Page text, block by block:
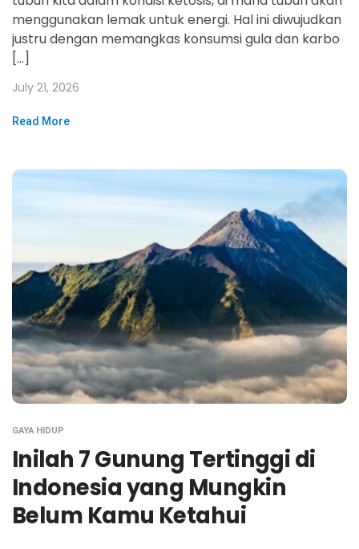
menggunakan lemak untuk energi. Hal ini diwujudkan
justru dengan memangkas konsumsi gula dan karbo
[…]
July 21, 2026
Read More
GAYA HIDUP
Inilah 7 Gunung Tertinggi di
Indonesia yang Mungkin
Belum Kamu Ketahui